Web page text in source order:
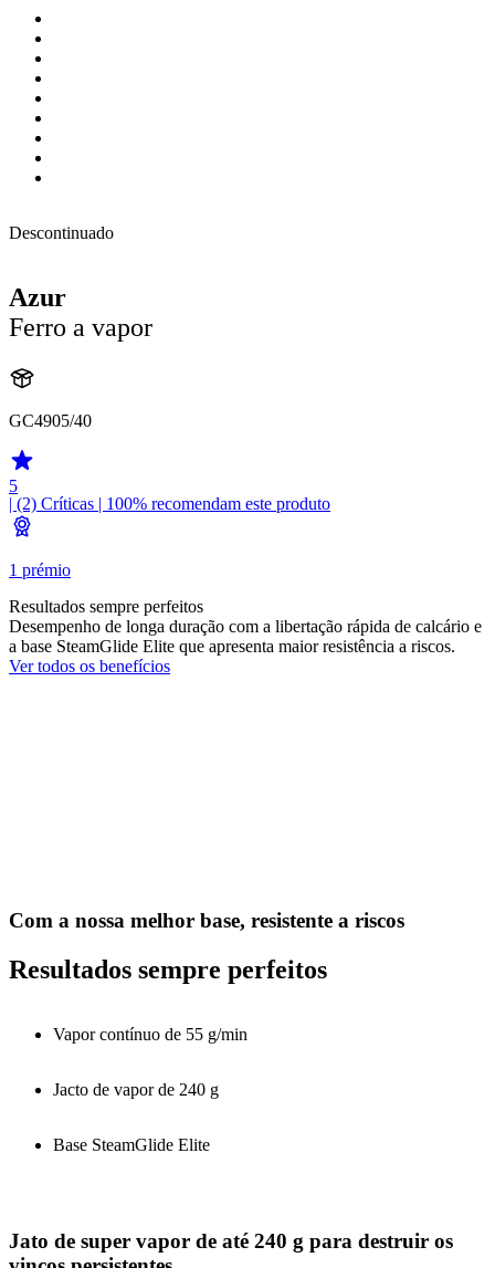
Descontinuado
Azur
Ferro a vapor
GC4905/40
5
| (2) Críticas | 100% recomendam este produto
1 prémio
Resultados sempre perfeitos
Desempenho de longa duração com a libertação rápida de calcário e
a base SteamGlide Elite que apresenta maior resistência a riscos.
Ver todos os benefícios
Com a nossa melhor base, resistente a riscos
Resultados sempre perfeitos
Vapor contínuo de 55 g/min
Jacto de vapor de 240 g
Base SteamGlide Elite
Jato de super vapor de até 240 g para destruir os